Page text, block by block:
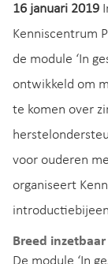
16 januari 2019
Kenniscentrum
de module ‘In
ontwikkeld om
te komen over
voor ouderen
organiseert
Breed
De module ‘In